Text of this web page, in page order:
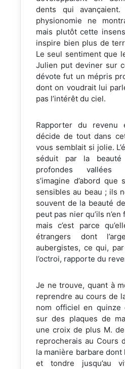
dents qui avançaient.
physionomie ne
mais plutôt cette
inspire bien plus de
Le seul sentiment que
Julien put deviner sur
dévote fut un mépris
dont on voudrait lui
pas l’intérêt du ciel.
Rapporter du
décide de tout dans
vous semblait si jolie.
séduit par la
profondes vallées
s’imagine d’abord
sensibles au beau ; ils
souvent de la beauté
peut pas nier qu’ils
mais c’est parce
étrangers dont
aubergistes, ce qui,
l’octroi, rapporte du
Je ne trouve, quant à
reprendre au cours de
nom officiel en quinze
sur des plaques de
une croix de plus M.
reprocherais au Cours
la manière barbare dont
et tondre jusqu’au